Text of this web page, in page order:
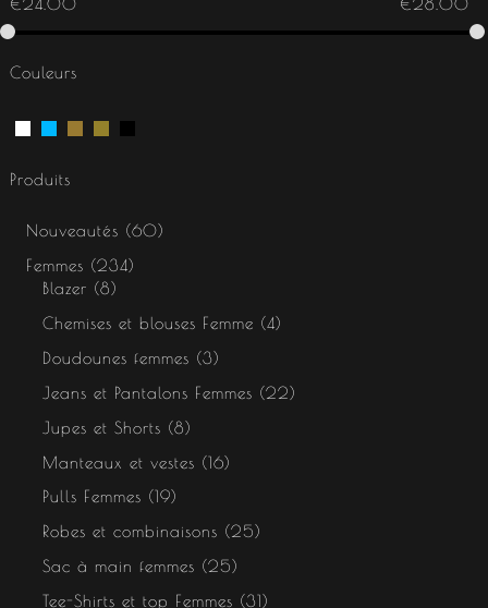
€24.00 €28.00
Couleurs
Produits
Nouveautés
60
Femmes
234
Blazer
8
Chemises et blouses Femme
4
Doudounes femmes
3
Jeans et Pantalons Femmes
22
Jupes et Shorts
8
Manteaux et vestes
16
Pulls Femmes
19
Robes et combinaisons
25
Sac à main femmes
25
Tee-Shirts et top Femmes
31